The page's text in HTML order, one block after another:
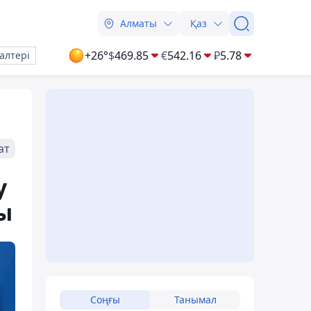
Алматы Қаз
+26°$469.85 €542.16 ₽5.78
Соңғы Танымал